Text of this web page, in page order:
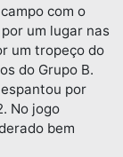
com o
um lugar nas
um tropeço do
do Grupo B.
por
No jogo
bem